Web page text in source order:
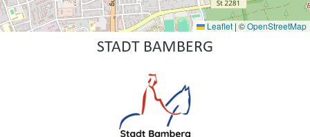
Leaflet | ©OpenStreetMap
STADT BAMBERG